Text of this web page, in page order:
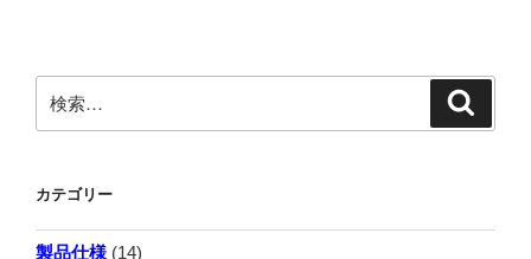
ョ
ン
索:
カテゴリー
製品仕様 (14)